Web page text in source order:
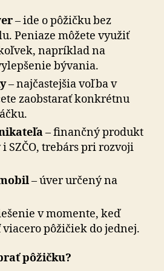
– ide o pôžičku bez
Peniaze môžete využiť
napríklad na
bývania.
– najčastejšia voľba v
zaobstarať konkrétnu
– finančný produkt
SZČO, trebárs pri rozvoji
– úver určený na
v momente, keď
pôžičiek do jednej.
pôžičku?